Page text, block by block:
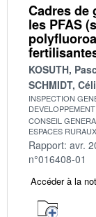
Cadres de
les PFAS
KOSUTH,
SCHMIDT,
INSPECTION
CONSEIL
ESPACES
Rapport: avr.
n°016408-01
Accéder à la